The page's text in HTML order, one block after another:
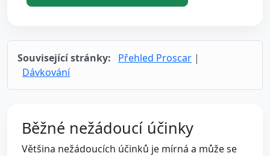
Související stránky: Přehled Proscar |
Dávkování
Běžné nežádoucí účinky
Většina nežádoucích účinků je mírná a může se